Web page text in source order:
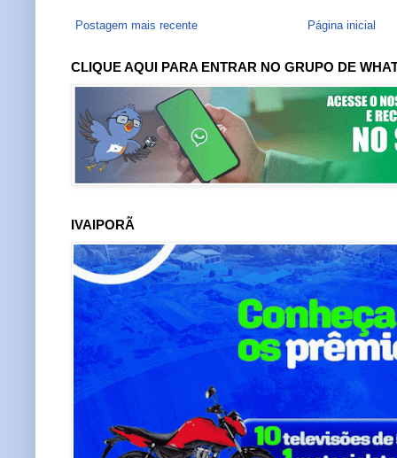
Postagem mais recente Página inicial
CLIQUE AQUI PARA ENTRAR NO GRUPO DE
IVAIPORÃ